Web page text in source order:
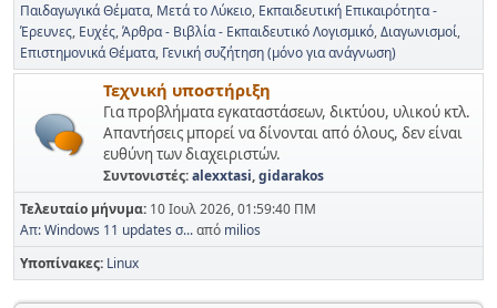
Παιδαγωγικά Θέματα Μετά το Λύκειο Εκπαιδευτική Επικαιρότητα -
Έρευνες Ευχές Άρθρα - Βιβλία - Εκπαιδευτικό Λογισμικό Διαγωνισμοί
Επιστημονικά Θέματα Γενική συζήτηση (μόνο για ανάγνωση)
Τεχνική υποστήριξη
Για προβλήματα εγκαταστάσεων, δικτύου, υλικού κτλ.
Απαντήσεις μπορεί να δίνονται από όλους, δεν είναι
ευθύνη των διαχειριστών.
Συντονιστές:alexxtasi,gidarakos
Τελευταίο μήνυμα: 10 Ιουλ 2026, 01:59:40 ΠΜ
Απ: Windows 11 updates σ...από milios
Υποπίνακες Linux